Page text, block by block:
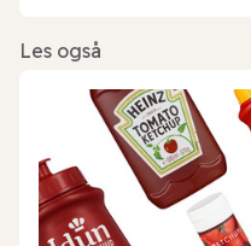
Les også